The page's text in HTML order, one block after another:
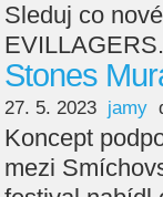
Sleduj co
EVILLAGERS.
Stones
27. 5. 2023 jamy
Koncept
mezi